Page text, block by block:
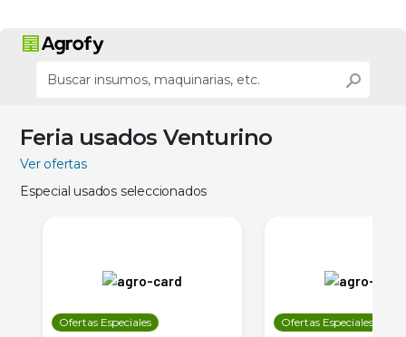
Feria usados Venturino
Ver ofertas
Especial usados seleccionados
Ofertas Especiales Ofertas Especiales